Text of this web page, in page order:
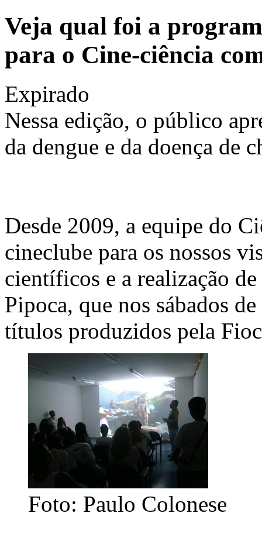
Veja qual foi a
para o Cine-ciência
Expirado
Nessa edição, o público
da dengue e da doença de
Desde 2009, a equipe do
cineclube para os nossos
científicos e a realização
Pipoca, que nos sábados
títulos produzidos pela
Foto: Paulo Colonese